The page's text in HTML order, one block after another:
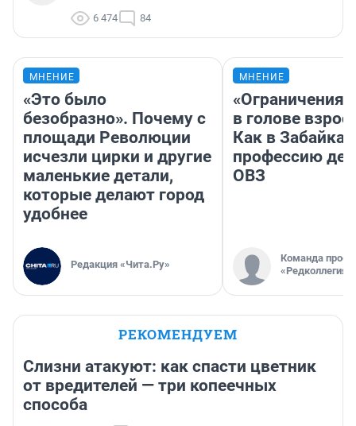
6 474 84
МНЕНИЕ
«Это было
безобразно». Почему с
площади Революции
исчезли цирки и другие
маленькие детали,
которые делают город
удобнее
Редакция «Чита.Ру»
МНЕНИЕ
«Ограничения
в голове
Как в
профессию
ОВЗ
Команда
«Редколлегия»
РЕКОМЕНДУЕМ
Слизни атакуют: как спасти цветник
от вредителей — три копеечных
способа